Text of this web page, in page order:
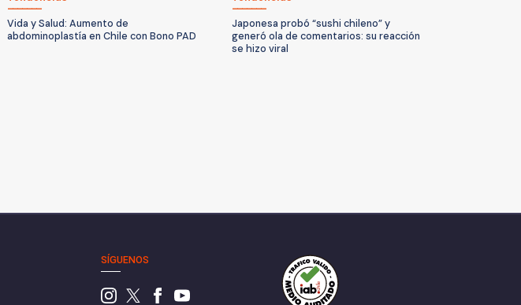
Vida y Salud: Aumento de
abdominoplastía en Chile con Bono PAD
Japonesa probó “sushi chileno” y
generó ola de comentarios: su reacción
se hizo viral
SÍGUENOS